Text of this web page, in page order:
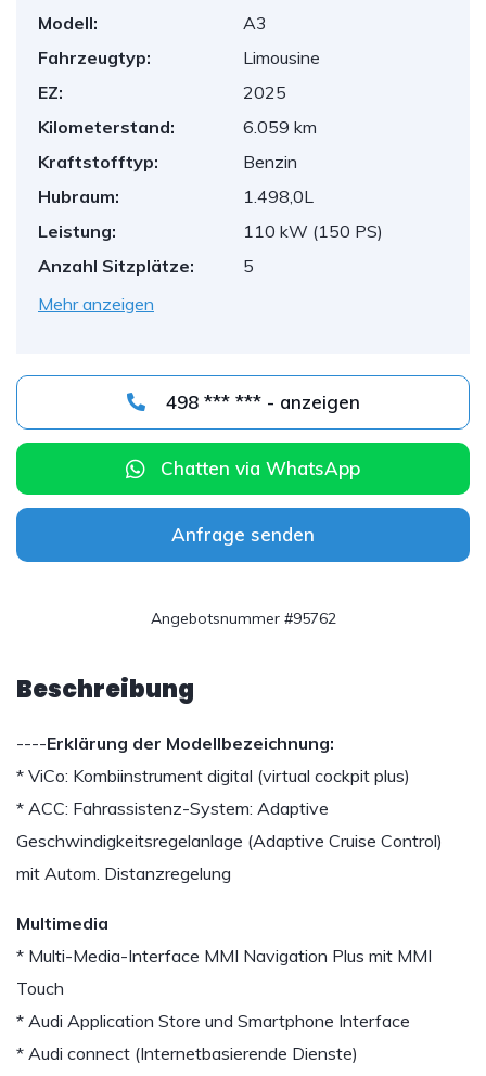
Modell:
A3
Fahrzeugtyp:
Limousine
EZ:
2025
Kilometerstand:
6.059 km
Kraftstofftyp:
Benzin
Hubraum:
1.498,0L
Leistung:
110 kW (150 PS)
Anzahl Sitzplätze:
5
Mehr anzeigen
498 *** *** - anzeigen
Chatten via WhatsApp
Anfrage senden
Angebotsnummer #95762
Beschreibung
----Erklärung der Modellbezeichnung:
* ViCo: Kombiinstrument digital (virtual cockpit plus)
* ACC: Fahrassistenz-System: Adaptive
Geschwindigkeitsregelanlage (Adaptive Cruise Control)
mit Autom. Distanzregelung
Multimedia
* Multi-Media-Interface MMI Navigation Plus mit MMI
Touch
* Audi Application Store und Smartphone Interface
* Audi connect (Internetbasierende Dienste)